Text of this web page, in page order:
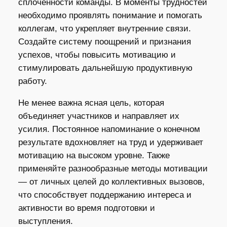
сплоченности команды. В моменты трудностей
необходимо проявлять понимание и помогать
коллегам, что укрепляет внутренние связи.
Создайте систему поощрений и признания
успехов, чтобы повысить мотивацию и
стимулировать дальнейшую продуктивную
работу.
Не менее важна ясная цель, которая
объединяет участников и направляет их
усилия. Постоянное напоминание о конечном
результате вдохновляет на труд и удерживает
мотивацию на высоком уровне. Также
применяйте разнообразные методы мотивации
— от личных целей до коллективных вызовов,
что способствует поддержанию интереса и
активности во время подготовки и
выступления.